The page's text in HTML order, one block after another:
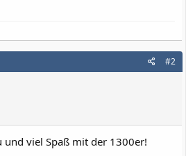
#2
und viel Spaß mit der 1300er!